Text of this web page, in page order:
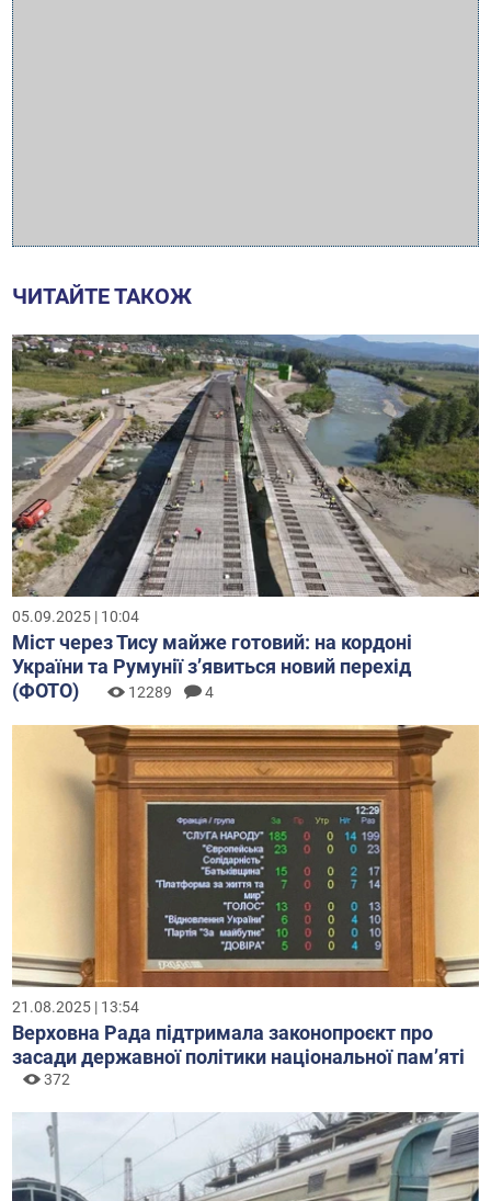
ЧИТАЙТЕ ТАКОЖ
05.09.2025 | 10:04
Міст через Тису майже готовий: на кордоні
України та Румунії з’явиться новий перехід
(ФОТО)
12289 4
21.08.2025 | 13:54
Верховна Рада підтримала законопроєкт про
засади державної політики національної памʼяті
372